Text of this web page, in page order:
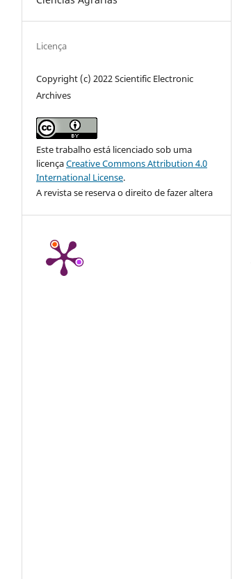
Licença
Copyright (c) 2022 Scientific Electronic
Archives
Este trabalho está licenciado sob uma
licençaCreative Commons Attribution 4.0
International License.
A revista se reserva o direito de fazer altera